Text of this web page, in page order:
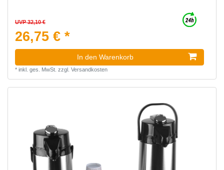
UVP 32,10 €
26,75 € *
In den Warenkorb
* inkl. ges. MwSt. zzgl. Versandkosten